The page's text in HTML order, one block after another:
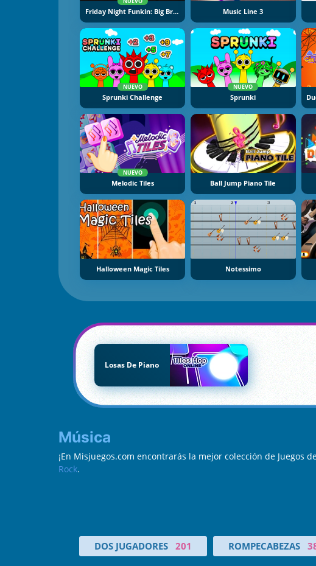
Friday Night Funkin: Big Brother Music Line 3
NUEVO
Sprunki Challenge
NUEVO
Sprunki
NUEVO
Melodic Tiles Ball Jump Piano Tile
Halloween Magic Tiles Notessimo
Losas De Piano
Música
¡En Misjuegos.com encontrarás la mejor colección de Juegos
Rock.
DOS JUGADORES 201 ROMPECABEZAS